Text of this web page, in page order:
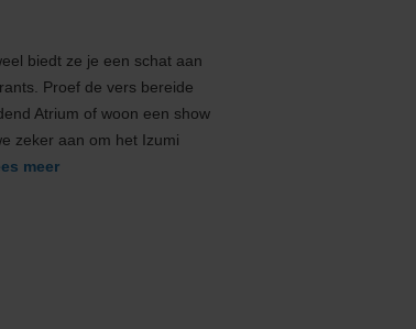
biedt ze je een schat aan
Proef de vers bereide
Atrium of woon een show
zeker aan om het Izumi
meer